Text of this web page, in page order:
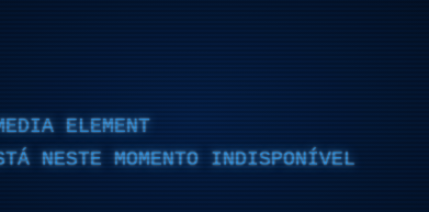
ELEMENT
NESTE MOMENTO INDISPONÍVEL